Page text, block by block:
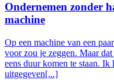
Ondernemen zonder
machine
Op een machine van een
voor zou je zeggen. Maar
eens duur komen te staan.
uitgegeven[...]